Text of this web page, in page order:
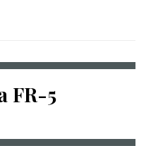
FR-5